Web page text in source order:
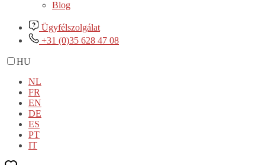
Blog
Ügyfélszolgálat
+31 (0)35 628 47 08
HU
NL
FR
EN
DE
ES
PT
IT